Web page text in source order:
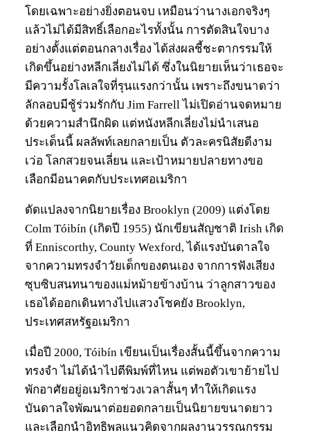
โดยเฉพาะอย่างยิ่งตอนจบ เหมือนว่านางเอกจริงๆ
แล้วไม่ได้มีสิทธิ์เลือกอะไรทั้งนั้น การตัดสินใจบาง
อย่างตั้งแต่ตอนกลางเรื่อง ได้ส่งผลชี้ชะตากรรมให้
เกิดขึ้นอย่างหลีกเลี่ยงไม่ได้ ซึ่งในนิยายเห็นว่าเธอจะ
มีความรั้งโลเลใจที่รุนแรงกว่านั้น เพราะถึงขนาดว่า
ลักลอบมีชู้ร่วมรักกับ Jim Farrell ไม่เปิดอ่านจดหมาย
ด้วยความสำนึกผิด แต่หนังหลีกเลี่ยงไม่นำเสนอ
ประเด็นนี้ ผลลัพท์เลยกลายเป็น ตัวละครนิสัยดีงาม
เว่อ โลกสวยจนเลี่ยน และเป้าหมายปลายทางขอ
เลือกมีอนาคตกับประเทศอเมริกา
ดัดแปลงจากนิยายเรื่อง Brooklyn (2009) แต่งโดย
Colm Tóibín (เกิดปี 1955) นักเขียนสัญชาติ Irish เกิด
ที่ Enniscorthy, County Wexford, ได้แรงบันดาลใจ
จากความทรงจำวัยเด็กของตนเอง จากการฟังเสียง
ซุบซิบสนทนาของแม่หม้ายข้างบ้าน ว่าลูกสาวของ
เธอได้ออกเดินทางไปแสวงโชคยัง Brooklyn,
ประเทศสหรัฐอเมริกา
เมื่อปี 2000, Tóibín เขียนเป็นเรื่องสั้นนี้ขึ้นจากความ
ทรงจำ ไม่ได้นำไปตีพิมพ์ที่ไหน แต่พอตัวเขาย้ายไป
พักอาศัยอยู่อเมริกาช่วงเวลาสั้นๆ ทำให้เกิดแรง
บันดาลใจพัฒนาต่อยอดกลายเป็นนิยายขนาดยาว
และเลือกนำอิทธิพลแนวคิดจากผลงานวรรณกรรม